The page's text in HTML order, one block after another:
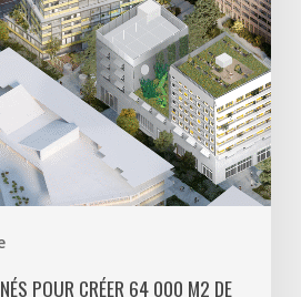
POUR CRÉER 64 000 M2 DE